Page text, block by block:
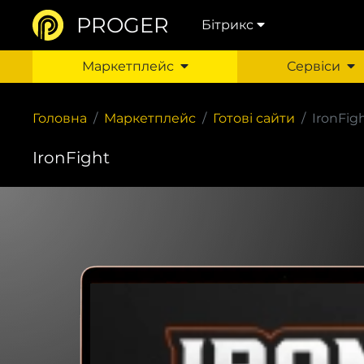
PROGER Бітрикс
Маркетплейс Сервіси
Головна Маркетплейс Готові сайти
IronFight